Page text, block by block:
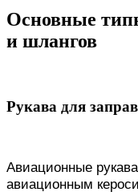
Основные
и шлангов
Рукава для
Авиационные
авиационным